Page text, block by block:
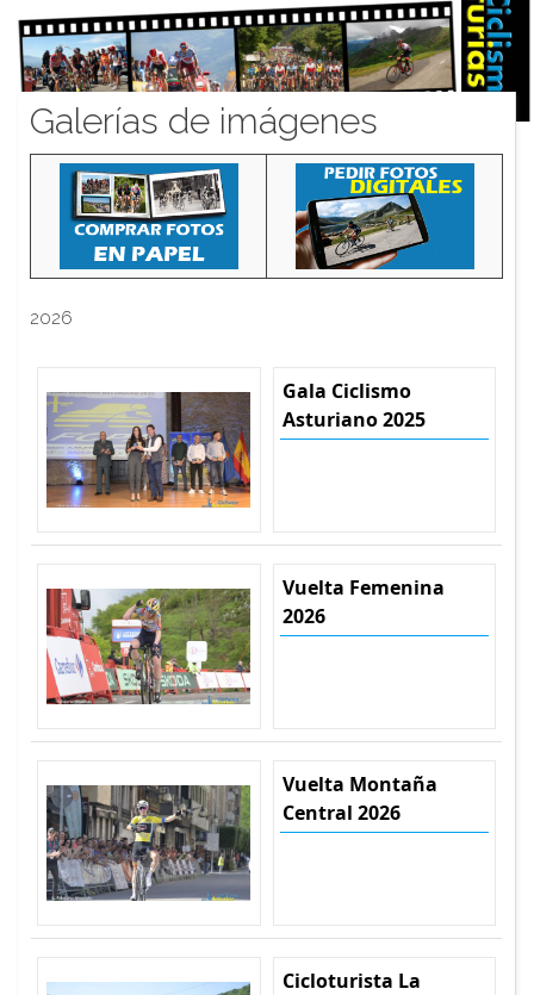
Galerías de imágenes
2026
Gala Ciclismo
Asturiano 2025
Vuelta Femenina
2026
Vuelta Montaña
Central 2026
Cicloturista La